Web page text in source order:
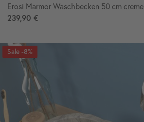
Erosi Marmor Waschbecken 50 cm creme
239,90 €
-8%